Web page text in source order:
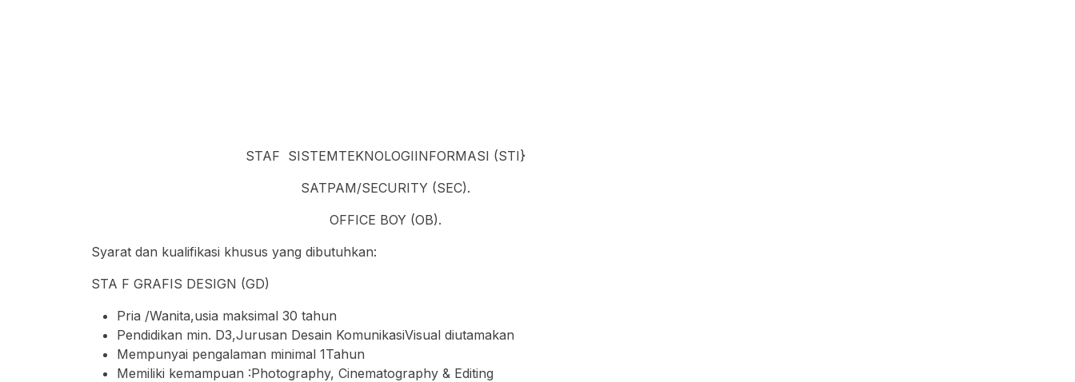
STAF SISTEMTEKNOLOGIINFORMASI (STI}
SATPAM/SECURITY (SEC).
OFFICE BOY (OB).
Syarat dan kualifikasi khusus yang dibutuhkan:
STA F GRAFIS DESIGN (GD)
Pria /Wanita,usia maksimal 30 tahun
Pendidikan min. D3,Jurusan Desain KomunikasiVisual diutamakan
Mempunyai pengalaman minimal 1Tahun
Memiliki kemampuan :Photography, Cinematography & Editing